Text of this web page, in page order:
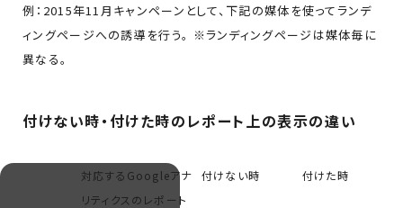
例：2015年11月キャンペーンとして、下記の媒体を使ってランデ
ィングページへの誘導を行う。 ※ランディングページは媒体毎に
異なる。
付けない時・付けた時のレポート上の表示の違い
対応するGoogleアナ
リティクスのレポート
付けない時 付けた時